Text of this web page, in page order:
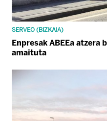
SERVEO (BIZKAIA)
Enpresak ABEEa
amaituta